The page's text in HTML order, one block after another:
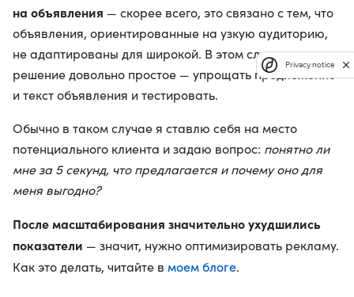
на объявления — скорее всего, это связано с тем, что
объявления, ориентированные на узкую аудиторию,
не адаптированы для широкой. В этом случае
решение довольно простое — упрощать предложение
и текст объявления и тестировать.
Обычно в таком случае я ставлю себя на место
потенциального клиента и задаю вопрос: понятно ли
мне за 5 секунд, что предлагается и почему оно для
меня выгодно?
После масштабирования значительно ухудшились
показатели — значит, нужно оптимизировать рекламу.
Как это делать, читайте в моем блоге.
Privacy notice